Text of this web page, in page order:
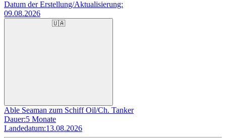
Datum der Erstellung/Aktualisierung:
09.08.2026
🇺🇦
Able Seaman zum Schiff Oil/Ch. Tanker
Dauer:5 Monate
Landedatum:13.08.2026